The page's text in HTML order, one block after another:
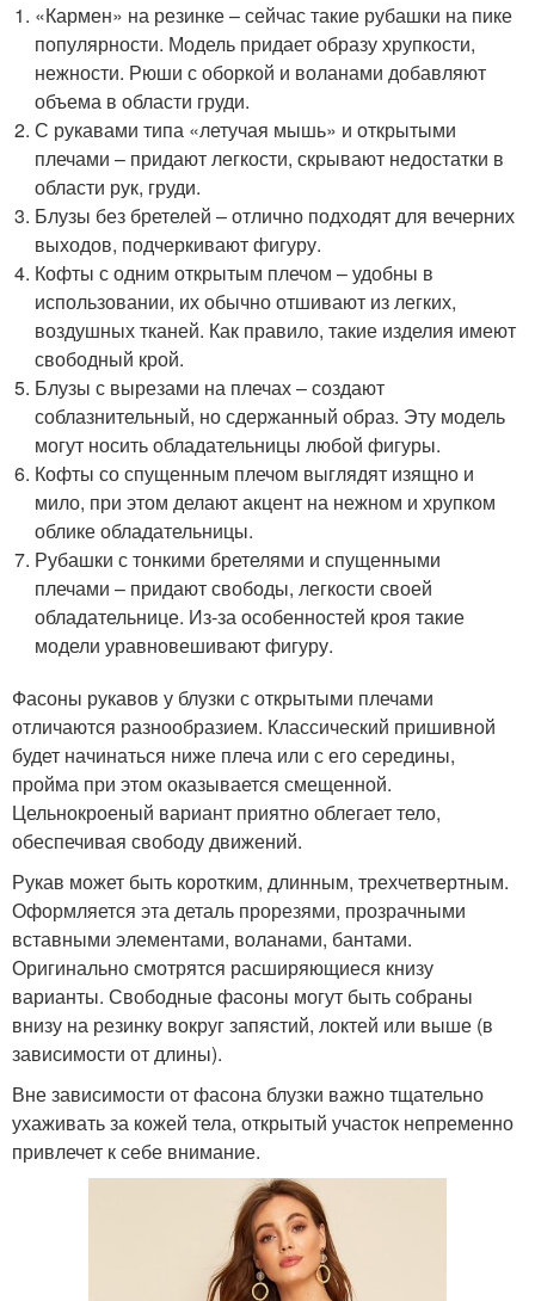
«Кармен» на резинке – сейчас такие рубашки на пике
популярности. Модель придает образу хрупкости,
нежности. Рюши с оборкой и воланами добавляют
объема в области груди.
С рукавами типа «летучая мышь» и открытыми
плечами – придают легкости, скрывают недостатки в
области рук, груди.
Блузы без бретелей – отлично подходят для вечерних
выходов, подчеркивают фигуру.
Кофты с одним открытым плечом – удобны в
использовании, их обычно отшивают из легких,
воздушных тканей. Как правило, такие изделия имеют
свободный крой.
Блузы с вырезами на плечах – создают
соблазнительный, но сдержанный образ. Эту модель
могут носить обладательницы любой фигуры.
Кофты со спущенным плечом выглядят изящно и
мило, при этом делают акцент на нежном и хрупком
облике обладательницы.
Рубашки с тонкими бретелями и спущенными
плечами – придают свободы, легкости своей
обладательнице. Из-за особенностей кроя такие
модели уравновешивают фигуру.
Фасоны рукавов у блузки с открытыми плечами
отличаются разнообразием. Классический пришивной
будет начинаться ниже плеча или с его середины,
пройма при этом оказывается смещенной.
Цельнокроеный вариант приятно облегает тело,
обеспечивая свободу движений.
Рукав может быть коротким, длинным, трехчетвертным.
Оформляется эта деталь прорезями, прозрачными
вставными элементами, воланами, бантами.
Оригинально смотрятся расширяющиеся книзу
варианты. Свободные фасоны могут быть собраны
внизу на резинку вокруг запястий, локтей или выше (в
зависимости от длины).
Вне зависимости от фасона блузки важно тщательно
ухаживать за кожей тела, открытый участок непременно
привлечет к себе внимание.